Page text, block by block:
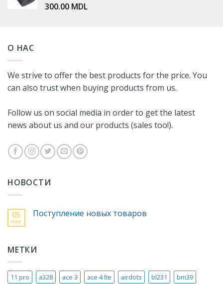
300.00 MDL
О НАС
We strive to offer the best products for the price. You
can also trust when buying products from us.
Follow us on social media in order to get the latest
news about us and our products (sales too!).
НОВОСТИ
05
nov.
Поступление новых товаров
МЕТКИ
11 pro a328 ace 3 ace 4 lte airdots bl231 bm39